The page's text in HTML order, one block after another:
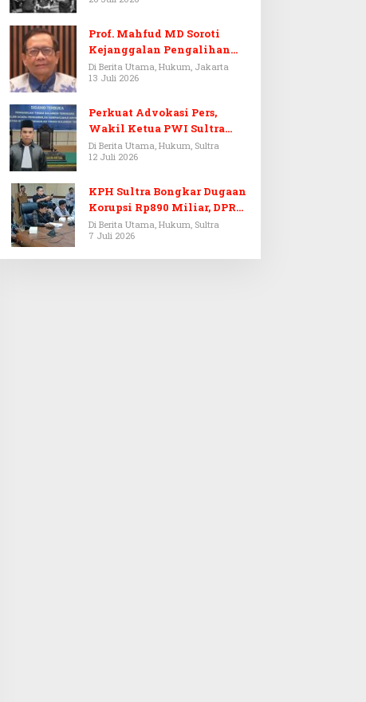
Prof. Mahfud MD Soroti
Kejanggalan Pengalihan
Penyelidikan Tersangka
Febrie Adriansyah
Di Berita Utama, Hukum, Jakarta
13 Juli 2026
Perkuat Advokasi Pers,
Wakil Ketua PWI Sultra
Resmi Dilantik Menjadi
Advokat PERADI
Di Berita Utama, Hukum, Sultra
12 Juli 2026
KPH Sultra Bongkar Dugaan
Korupsi Rp890 Miliar, DPRD
Sultra Gelar RDP
Di Berita Utama, Hukum, Sultra
7 Juli 2026